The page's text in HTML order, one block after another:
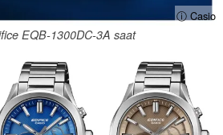
ⓘ Casio
EQB-1300DC-3A saat